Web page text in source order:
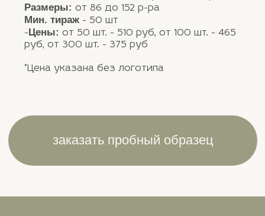
Отправить
часто
вопросы